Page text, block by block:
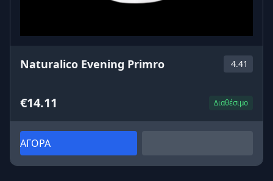
Naturalico Evening Primro 4.41
€14.11 Διαθέσιμο
ΑΓΟΡΑ